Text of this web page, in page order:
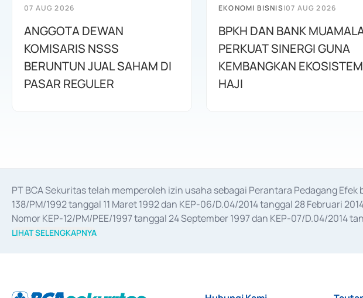
07 AUG 2026
ANGGOTA DEWAN
KOMISARIS NSSS
BERUNTUN JUAL SAHAM DI
PASAR REGULER
EKONOMI BISNIS|07 AUG 2026
BPKH DAN BANK
PERKUAT SINERGI GUNA
KEMBANGKAN EKOSISTEM
HAJI
PT BCA Sekuritas telah memperoleh izin usaha sebagai Perantara Pedagang
138/PM/1992 tanggal 11 Maret 1992 dan KEP-06/D.04/2014 tanggal 28 Februari
Nomor KEP-12/PM/PEE/1997 tanggal 24 September 1997 dan KEP-07/D.04/2014
merger, akuisisi, divestasi, dan
LIHAT SELENGKAPNYA